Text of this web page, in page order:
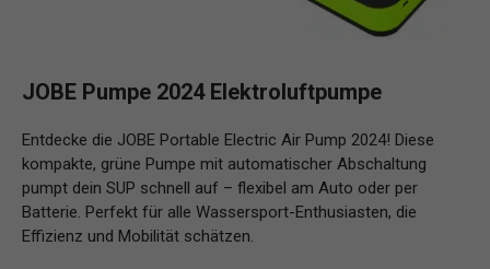
JOBE Pumpe 2024 Elektroluftpumpe
Entdecke die JOBE Portable Electric Air Pump 2024! Diese
kompakte, grüne Pumpe mit automatischer Abschaltung
pumpt dein SUP schnell auf – flexibel am Auto oder per
Batterie. Perfekt für alle Wassersport-Enthusiasten, die
Effizienz und Mobilität schätzen.